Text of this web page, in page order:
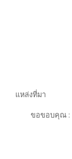
แหล่งที่มา
ขอขอบคุณ :